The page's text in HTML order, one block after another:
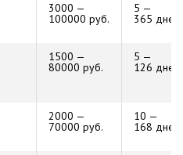
3000 —
100000 руб.
5 —
365 дней
1500 —
80000 руб.
5 —
126 дней
2000 —
70000 руб.
10 —
168 дней